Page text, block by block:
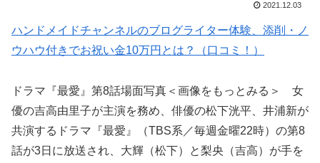
2021.12.03
ハンドメイドチャンネルのブログライター体験、添削・ノ
ウハウ付きでお祝い金10万円とは？（口コミ！）
ドラマ『最愛』第8話場面写真＜画像をもっとみる＞ 女
優の吉高由里子が主演を務め、俳優の松下洸平、井浦新が
共演するドラマ『最愛』（TBS系／毎週金曜22時）の第8
話が3日に放送され、大輝（松下）と梨央（吉高）が手を